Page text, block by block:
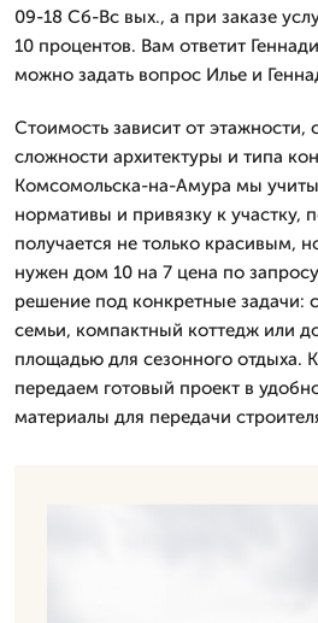
09-18 Сб-Вс вых., а при заказе
10 процентов. Вам ответит
можно задать вопрос Илье и
Стоимость зависит от этажности,
сложности архитектуры и типа
Комсомольска-на-Амура мы
нормативы и привязку к участку,
получается не только красивым,
нужен дом 10 на 7 цена по
решение под конкретные задачи:
семьи, компактный коттедж или
площадью для сезонного отдыха.
передаем готовый проект в
материалы для передачи